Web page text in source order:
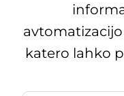
katero lahko